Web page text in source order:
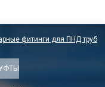
фитинги для ПНД труб